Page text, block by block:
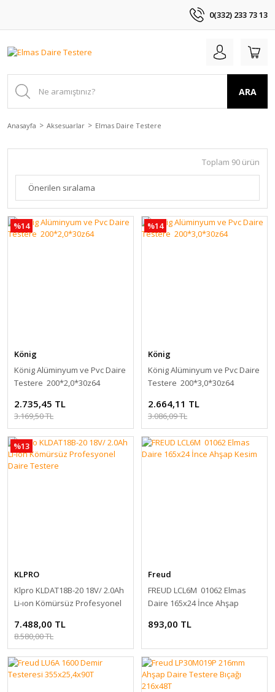
0(332) 233 73 13
ARA
Anasayfa Aksesuarlar Elmas Daire Testere
Toplam 90 ürün
%14
König
König Alüminyum ve Pvc Daire
Testere 200*2,0*30z64
2.735,45 TL
3.169,50 TL
%14
König
König Alüminyum ve Pvc Daire
Testere 200*3,0*30z64
2.664,11 TL
3.086,09 TL
%13
KLPRO
Klpro KLDAT18B-20 18V/ 2.0Ah
Li-ıon Kömürsüz Profesyonel
7.488,00 TL
8.580,00 TL
Freud
FREUD LCL6M 01062 Elmas
Daire 165x24 İnce Ahşap
893,00 TL